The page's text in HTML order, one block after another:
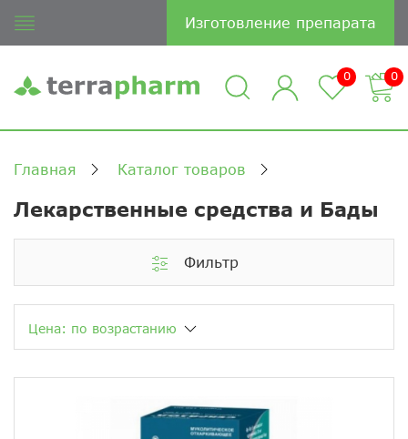
Изготовление препарата
0 0
Главная Каталог товаров
Лекарственные средства и Бады
Фильтр
Цена: по возрастанию